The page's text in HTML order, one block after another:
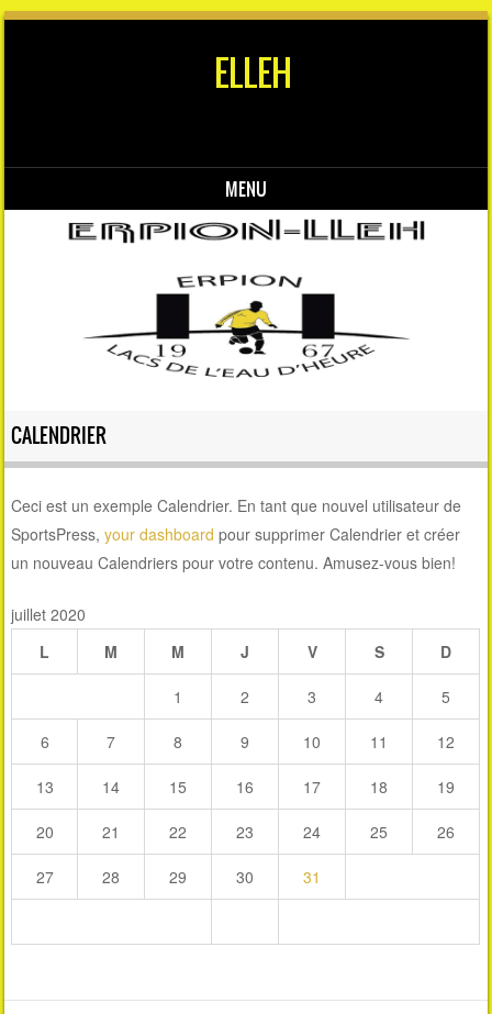
ELLEH
MENU
Skip to content
CALENDRIER
Ceci est un exemple Calendrier. En tant que nouvel utilisateur de
SportsPress,your dashboard pour supprimer Calendrier et créer
un nouveau Calendriers pour votre contenu. Amusez-vous bien!
juillet 2020
L
M M J V S D
1 2 3 4 5
6 7 8 9 10 11 12
13 14 15 16 17 18 19
20 21 22 23 24 25 26
27 28 29 30 31